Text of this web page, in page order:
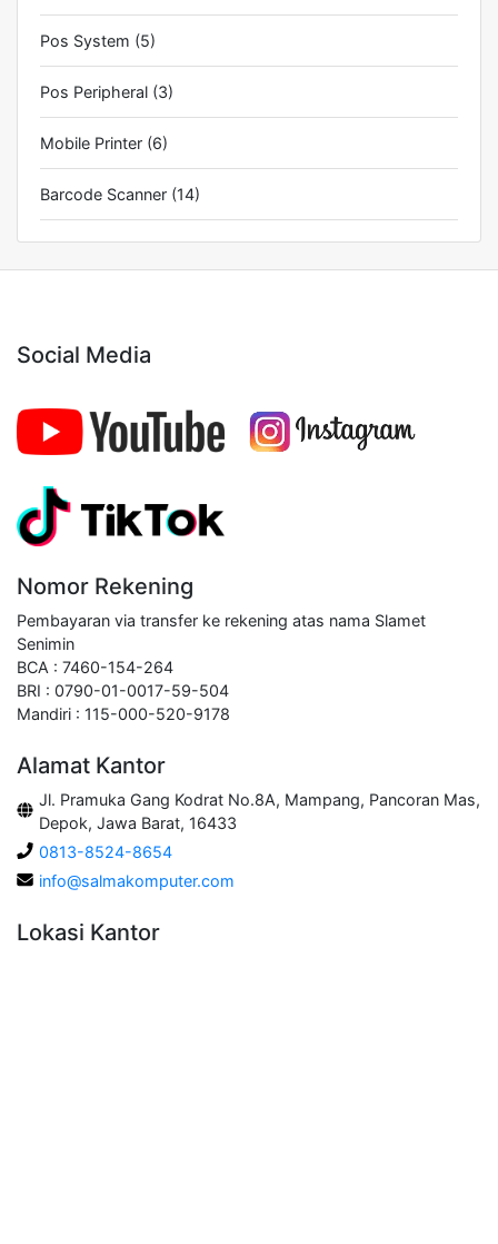
Pos System (5)
Pos Peripheral (3)
Mobile Printer (6)
Barcode Scanner (14)
Social Media
Nomor Rekening
Pembayaran via transfer ke rekening atas nama Slamet
Senimin
BCA : 7460-154-264
BRI : 0790-01-0017-59-504
Mandiri : 115-000-520-9178
Alamat Kantor
Jl. Pramuka Gang Kodrat No.8A, Mampang, Pancoran Mas,
Depok, Jawa Barat, 16433
0813-8524-8654
info@salmakomputer.com
Lokasi Kantor